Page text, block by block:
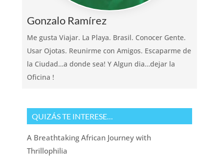
Gonzalo Ramírez
Me gusta Viajar. La Playa. Brasil. Conocer Gente.
Usar Ojotas. Reunirme con Amigos. Escaparme de
la Ciudad…a donde sea! Y Algun dia…dejar la
Oficina !
QUIZÁS TE INTERESE…
A Breathtaking African Journey with
Thrillophilia